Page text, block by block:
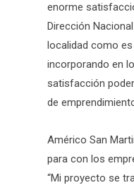
enorme
Dirección
localidad como
incorporando en
satisfacción
de
Américo San
para con los
“Mi proyecto se